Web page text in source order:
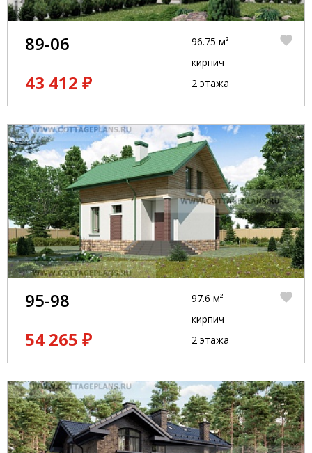
89-06
43 412 ₽
96.75 м²
кирпич
2 этажа
95-98
54 265 ₽
97.6 м²
кирпич
2 этажа